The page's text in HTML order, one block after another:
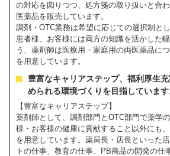
の対応を図りつつ、処方箋の取り扱いと合
医薬品を販売しています。
調剤・OTC業務は希望に応じての選択制と
患者様、お客様には両方の知識を活かした
う、薬剤師は医療用・家庭用の両医薬品に
を用意しています。
豊富なキャリアステップ、福利厚生
められる環境づくりを目指しています
【豊富なキャリアステップ】
薬剤師として、調剤部門とOTC部門で薬学
様・お客様の健康に貢献すること以外にも
を用意しています。薬局長・店長といった
トの仕事、教育の仕事、PB商品の開発の仕